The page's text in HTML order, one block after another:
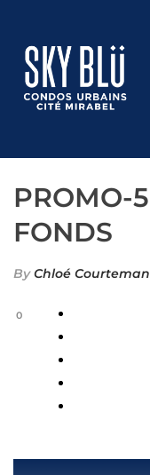
PROMO-
FONDS
ByChloé
0